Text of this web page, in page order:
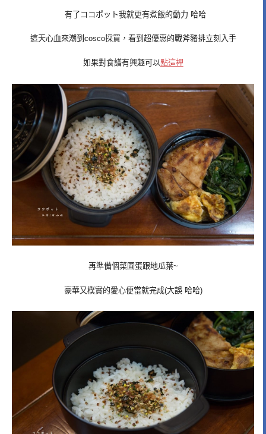
有了ココポット我就更有煮飯的動力 哈哈
這天心血來潮到cosco採買，看到超優惠的戰斧豬排立刻入手
如果對食譜有興趣可以點這裡
再準備個菜圃蛋跟地瓜葉~
豪華又樸實的愛心便當就完成(大誤 哈哈)